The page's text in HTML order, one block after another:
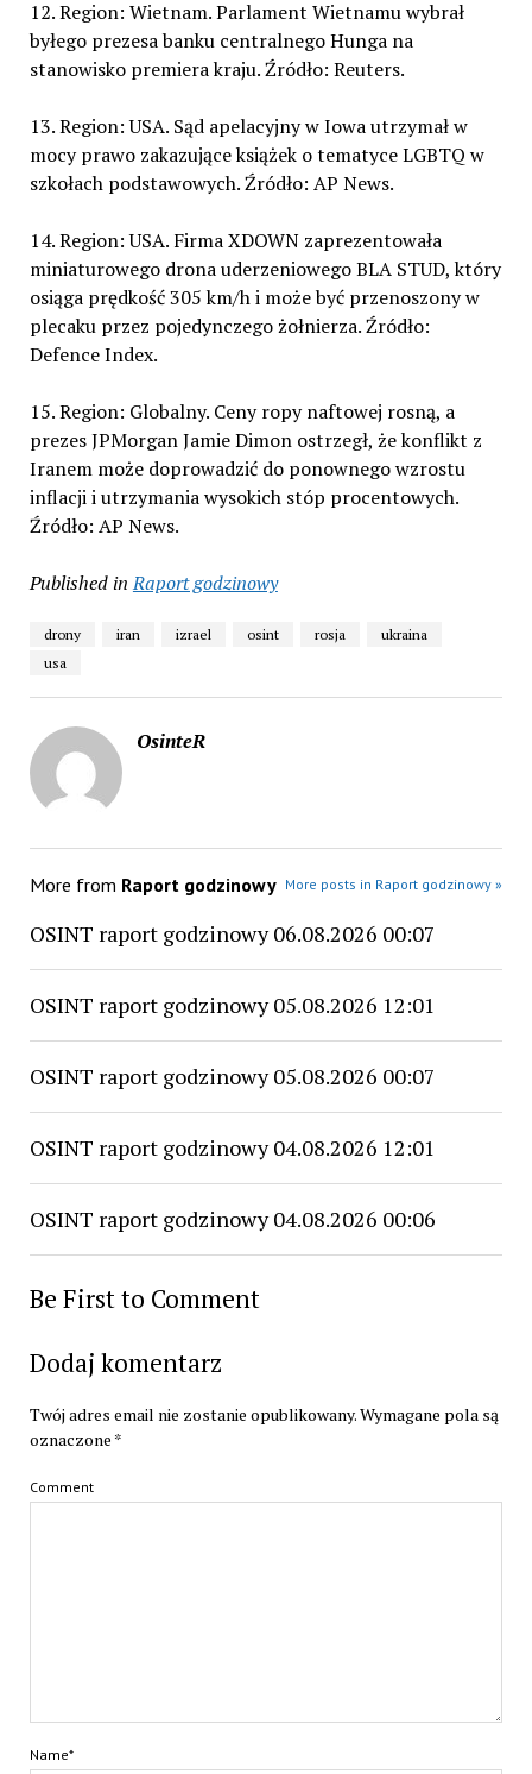
12. Region: Wietnam. Parlament Wietnamu wybrał
byłego prezesa banku centralnego Hunga na
stanowisko premiera kraju. Źródło: Reuters.
13. Region: USA. Sąd apelacyjny w Iowa utrzymał w
mocy prawo zakazujące książek o tematyce LGBTQ w
szkołach podstawowych. Źródło: AP News.
14. Region: USA. Firma XDOWN zaprezentowała
miniaturowego drona uderzeniowego BLA STUD, który
osiąga prędkość 305 km/h i może być przenoszony w
plecaku przez pojedynczego żołnierza. Źródło:
Defence Index.
15. Region: Globalny. Ceny ropy naftowej rosną, a
prezes JPMorgan Jamie Dimon ostrzegł, że konflikt z
Iranem może doprowadzić do ponownego wzrostu
inflacji i utrzymania wysokich stóp procentowych.
Źródło: AP News.
Published in Raport godzinowy
drony iran izrael osint rosja
ukraina
usa
OsinteR
More from Raport godzinowy More posts in Raport godzinowy »
OSINT raport godzinowy 06.08.2026 00:07
OSINT raport godzinowy 05.08.2026 12:01
OSINT raport godzinowy 05.08.2026 00:07
OSINT raport godzinowy 04.08.2026 12:01
OSINT raport godzinowy 04.08.2026 00:06
Be First to Comment
Dodaj komentarz
Twój adres email nie zostanie opublikowany.Wymagane pola są
oznaczone *
Comment
Name*